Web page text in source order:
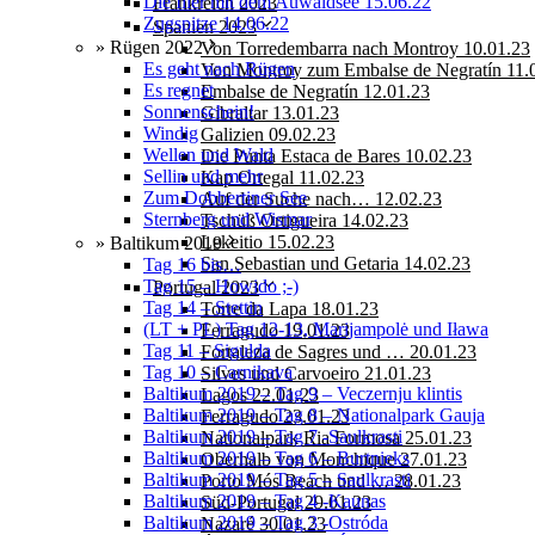
Zugspitze 14.06.22
» Rügen 2022
Es geht nach Rügen
Es regnet
Sonnenschein!
Windig
Wellen und Wald
Sellin und mehr
Zum Dobbertiner See
Sternberg und Wismar
» Baltikum 2019
Tag 16 bis…
Tag 15 – Howido ;-)
Tag 14 – Stettin
(LT + PL) Tag 12-13, Marijampolė und Iława
Tag 11 – Sigulda
Tag 10 – Carnikava
Baltikum 2019 – Tag 9 – Veczernju klintis
Baltikum 2019 – Tag 8 – Nationalpark Gauja
Baltikum 2019 – Tag 7 -Saulkrasti
Baltikum 2019 – Tag 6 – Burtnieks
Baltikum 2019 – Tag 5 – Saulkrasti
Baltikum 2019 – Tag 4 -Kaunas
Baltikum 2019 – Tag 3 -Ostróda
Spanien 2023
Von Torredembarra nach Montroy 10.01.23
Von Montroy zum Embalse de Negratín
Embalse de Negratín 12.01.23
Gibraltar 13.01.23
Galizien 09.02.23
Die Punta Estaca de Bares 10.02.23
Kap Ortegal 11.02.23
Auf der Suche nach… 12.02.23
Tschüß Ortigueira 14.02.23
Lekeitio 15.02.23
San Sebastian und Getaria 14.02.23
Portugal 2023
Torre da Lapa 18.01.23
Ferragudo 19.01.23
Fortaleza de Sagres und … 20.01.23
Silves und Carvoeiro 21.01.23
Lagos 22.01.23
Ferragudo 23.01.23
Nationalpark Ria Formosa 25.01.23
Oberhalb von Monchique 27.01.23
Porto Mós Beach und … 28.01.23
Süd-Portugal 29.01.23
Nazaré 30.01.23